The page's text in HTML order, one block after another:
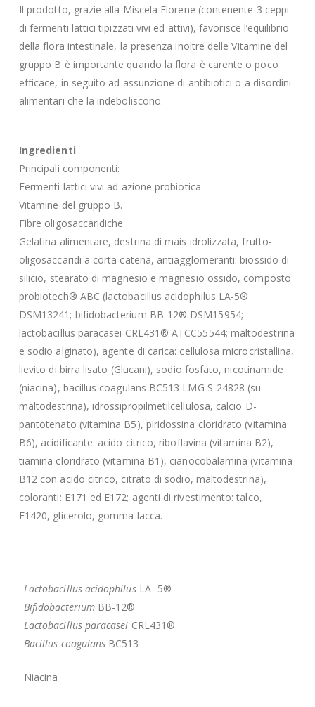
Il prodotto, grazie alla Miscela Florene (contenente 3 ceppi
di fermenti lattici tipizzati vivi ed attivi), favorisce l’equilibrio
della flora intestinale, la presenza inoltre delle Vitamine del
gruppo B è importante quando la flora è carente o poco
efficace, in seguito ad assunzione di antibiotici o a disordini
alimentari che la indeboliscono.
Ingredienti
Principali componenti:
Fermenti lattici vivi ad azione probiotica.
Vitamine del gruppo B.
Fibre oligosaccaridiche.
Gelatina alimentare, destrina di mais idrolizzata, frutto-
oligosaccaridi a corta catena, antiagglomeranti: biossido di
silicio, stearato di magnesio e magnesio ossido, composto
probiotech® ABC (lactobacillus acidophilus LA-5®
DSM13241; bifidobacterium BB-12® DSM15954;
lactobacillus paracasei CRL431® ATCC55544; maltodestrina
e sodio alginato), agente di carica: cellulosa microcristallina,
lievito di birra lisato (Glucani), sodio fosfato, nicotinamide
(niacina), bacillus coagulans BC513 LMG S-24828 (su
maltodestrina), idrossipropilmetilcellulosa, calcio D-
pantotenato (vitamina B5), piridossina cloridrato (vitamina
B6), acidificante: acido citrico, riboflavina (vitamina B2),
tiamina cloridrato (vitamina B1), cianocobalamina (vitamina
B12 con acido citrico, citrato di sodio, maltodestrina),
coloranti: E171 ed E172; agenti di rivestimento: talco,
E1420, glicerolo, gomma lacca.
Lactobacillus acidophilus LA- 5®
BifidobacteriumBB-12®
Lactobacillus paracasei CRL431®
Bacillus coagulans BC513
Niacina